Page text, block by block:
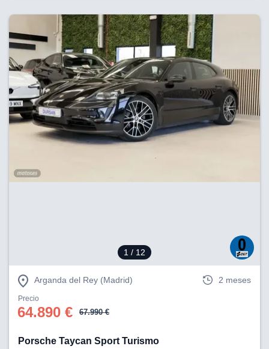
1 / 12
Arganda del Rey (Madrid) 2 meses
Precio
64.890 € 67.990 €
Porsche Taycan Sport Turismo